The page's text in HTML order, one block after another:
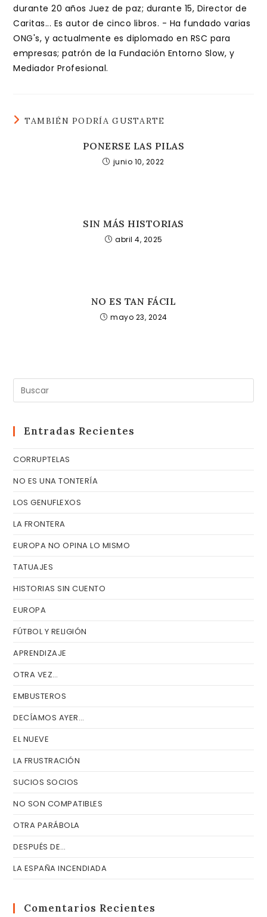
durante 20 años Juez de paz; durante 15, Director de
Caritas... Es autor de cinco libros. - Ha fundado varias
ONG's, y actualmente es diplomado en RSC para
empresas; patrón de la Fundación Entorno Slow, y
Mediador Profesional.
TAMBIÉN PODRÍA GUSTARTE
PONERSE LAS PILAS
junio 10, 2022
SIN MÁS HISTORIAS
abril 4, 2025
NO ES TAN FÁCIL
mayo 23, 2024
Entradas Recientes
CORRUPTELAS
NO ES UNA TONTERÍA
LOS GENUFLEXOS
LA FRONTERA
EUROPA NO OPINA LO MISMO
TATUAJES
HISTORIAS SIN CUENTO
EUROPA
FÚTBOL Y RELIGIÓN
APRENDIZAJE
OTRA VEZ…
EMBUSTEROS
DECÍAMOS AYER…
EL NUEVE
LA FRUSTRACIÓN
SUCIOS SOCIOS
NO SON COMPATIBLES
OTRA PARÁBOLA
DESPUÉS DE…
LA ESPAÑA INCENDIADA
Comentarios Recientes